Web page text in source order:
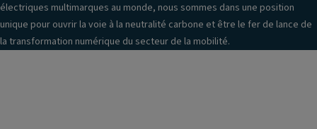
électriques multimarques au monde, nous sommes dans une position
unique pour ouvrir la voie à la neutralité carbone et être le fer de lance de
la transformation numérique du secteur de la mobilité.